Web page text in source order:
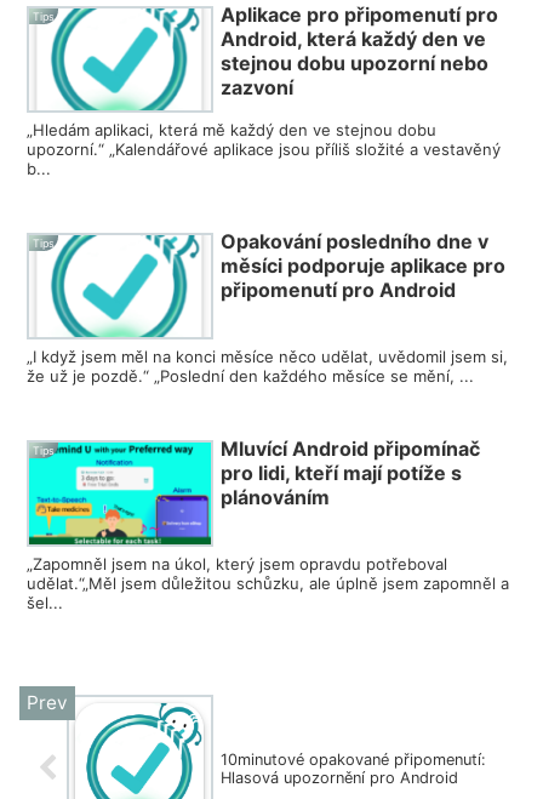
Tips
Aplikace pro připomenutí pro
Android, která každý den ve
stejnou dobu upozorní nebo
zazvoní
„Hledám aplikaci, která mě každý den ve stejnou dobu
upozorní.“ „Kalendářové aplikace jsou příliš složité a vestavěný
b...
Tips
Opakování posledního dne v
měsíci podporuje aplikace pro
připomenutí pro Android
„I když jsem měl na konci měsíce něco udělat, uvědomil jsem si,
že už je pozdě.“ „Poslední den každého měsíce se mění, ...
Tips
Mluvící Android připomínač
pro lidi, kteří mají potíže s
plánováním
„Zapomněl jsem na úkol, který jsem opravdu potřeboval
udělat.“„Měl jsem důležitou schůzku, ale úplně jsem zapomněl a
šel...
10minutové opakované připomenutí:
Hlasová upozornění pro Android